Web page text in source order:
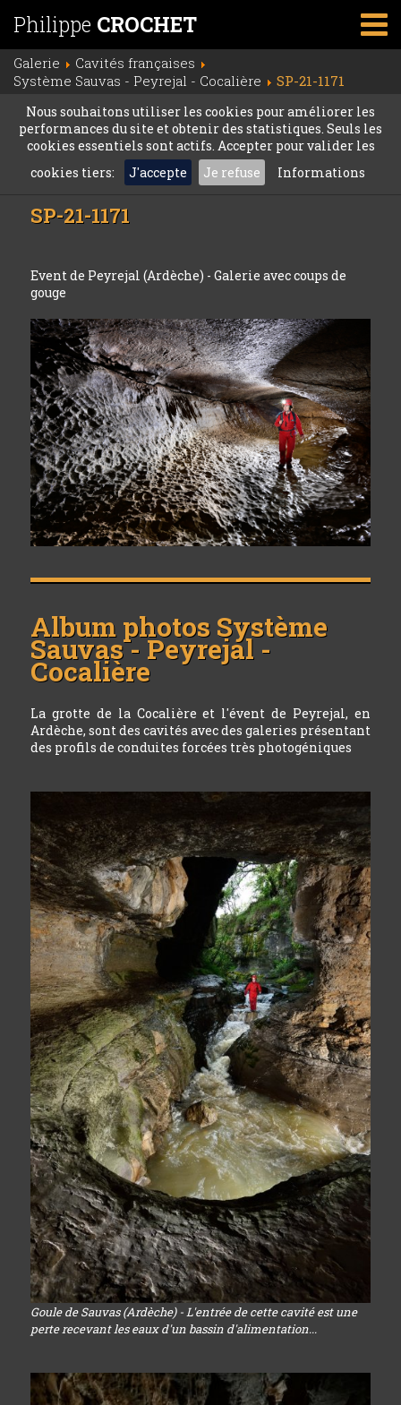
Philippe CROCHET
Galerie
Cavités françaises
Système Sauvas - Peyrejal - Cocalière
SP-21-1171
Nous souhaitons utiliser les cookies pour améliorer les
performances du site et obtenir des statistiques. Seuls les
cookies essentiels sont actifs. Accepter pour valider les
cookies tiers:
J'accepte Je refuse Informations
SP-21-1171
Event de Peyrejal (Ardèche) - Galerie avec coups de
gouge
Album photos Système
Sauvas - Peyrejal -
Cocalière
La grotte de la Cocalière et l'évent de Peyrejal, en
Ardèche, sont des cavités avec des galeries présentant
des profils de conduites forcées très photogéniques
Goule de Sauvas (Ardèche) - L'entrée de cette cavité est une
perte recevant les eaux d'un bassin d'alimentation...